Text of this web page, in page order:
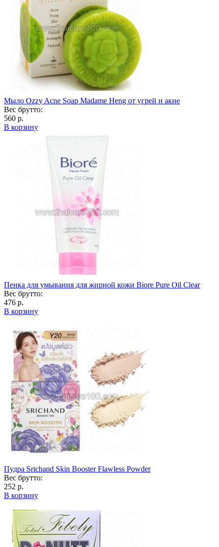
Мыло Ozzy Acne Soap Madame Heng от угрей и акне
Вес брутто:
560 р.
В корзину
Пенка для умывания для жирной кожи Biore Pure Oil Clear
Вес брутто:
476 р.
В корзину
Пудра Srichand Skin Booster Flawless Powder
Вес брутто:
252 р.
В корзину